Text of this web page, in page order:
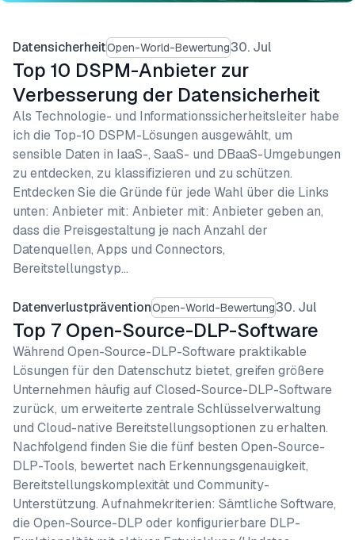
DatensicherheitOpen-World-Bewertung30. Jul
Top 10 DSPM-Anbieter zur
Verbesserung der Datensicherheit
Als Technologie- und Informationssicherheitsleiter habe
ich die Top-10 DSPM-Lösungen ausgewählt, um
sensible Daten in IaaS-, SaaS- und DBaaS-Umgebungen
zu entdecken, zu klassifizieren und zu schützen.
Entdecken Sie die Gründe für jede Wahl über die Links
unten: Anbieter mit: Anbieter mit: Anbieter geben an,
dass die Preisgestaltung je nach Anzahl der
Datenquellen, Apps und Connectors,
Bereitstellungstyp…
DatenverlustpräventionOpen-World-Bewertung30. Jul
Top 7 Open-Source-DLP-Software
Während Open-Source-DLP-Software praktikable
Lösungen für den Datenschutz bietet, greifen größere
Unternehmen häufig auf Closed-Source-DLP-Software
zurück, um erweiterte zentrale Schlüsselverwaltung
und Cloud-native Bereitstellungsoptionen zu erhalten.
Nachfolgend finden Sie die fünf besten Open-Source-
DLP-Tools, bewertet nach Erkennungsgenauigkeit,
Bereitstellungskomplexität und Community-
Unterstützung. Aufnahmekriterien: Sämtliche Software,
die Open-Source-DLP oder konfigurierbare DLP-